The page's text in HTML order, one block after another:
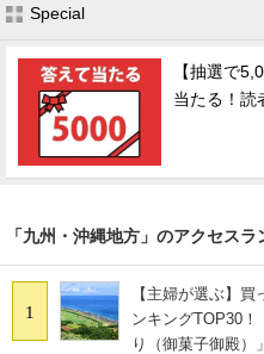
Special
【抽選で
当たる！読
「九州・沖縄地方」のアクセスラ
1
【主婦が選ぶ】
ンキングTOP30
り（御菓子御殿）